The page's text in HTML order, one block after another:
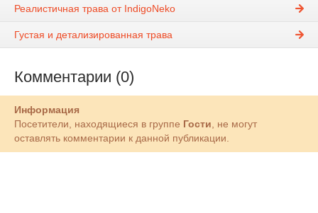
Реалистичная трава от IndigoNeko
Густая и детализированная трава
Комментарии (0)
Информация
Посетители, находящиеся в группе Гости, не могут
оставлять комментарии к данной публикации.